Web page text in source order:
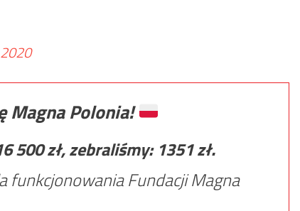
Magna Polonia!
500zł, zebraliśmy: 1351zł.
funkcjonowania Fundacji Magna